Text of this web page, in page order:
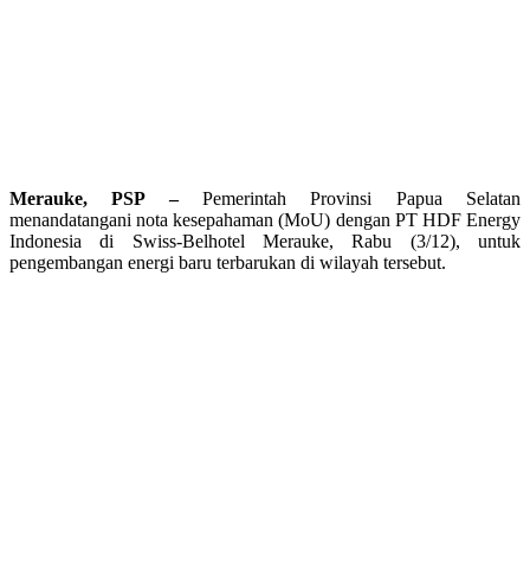
Merauke, PSP –Pemerintah Provinsi Papua Selatan
menandatangani nota kesepahaman (MoU) dengan PT HDF Energy
Indonesia di Swiss-Belhotel Merauke, Rabu (3/12), untuk
pengembangan energi baru terbarukan di wilayah tersebut.